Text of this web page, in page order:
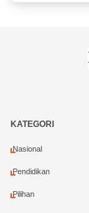
KATEGORI
Nasional
Pendidikan
Pilihan